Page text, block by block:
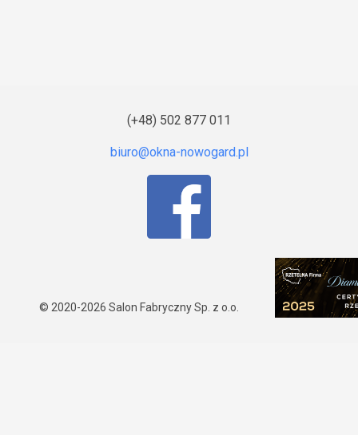
(+48) 502 877 011
© 2020-2026 Salon Fabryczny Sp. z o.o.